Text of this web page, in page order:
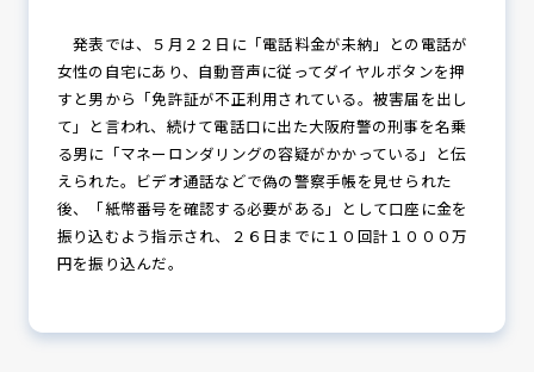
防犯対策情報
防犯協力会について
発表では、５月２２日に「電話料金が未納」との電話が
女性の自宅にあり、自動音声に従ってダイヤルボタンを押
すと男から「免許証が不正利用されている。被害届を出し
て」と言われ、続けて電話口に出た大阪府警の刑事を名乗
る男に「マネーロンダリングの容疑がかかっている」と伝
えられた。ビデオ通話などで偽の警察手帳を見せられた
後、「紙幣番号を確認する必要がある」として口座に金を
振り込むよう指示され、２６日までに１０回計１０００万
円を振り込んだ。